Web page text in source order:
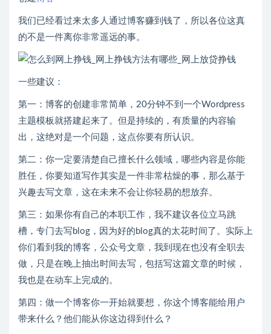
我们已经看过来太多人通过博客赚到钱了，所以各位这真
的不是一件离你非常遥远的事。
一些建议：
第一：博客的创建非常简单，20分钟不到一个Wordpress
主题模板就搭建起来了。但是持续的，有质量的内容输
出，这绝对是一个问题，这点你要有所认识。
第二：你一定要清楚自己擅长什么领域，哪些内容是你能
胜任，你要知道写作其实是一件非常枯燥的事，那么基于
兴趣去写文章，这在未来不会让你轻易的想放弃。
第三：如果你有自己的本职工作，我不建议各位立马跳
槽，专门去写blog，因为好的blog真的太花时间了。实际上
你们看到我的博客，公众号文章，我到现在也没有全职去
做，只是在晚上抽出时间去写，包括写这篇文章的时候，
我也是在动车上完成的。
第四：做一个博客你一开始就要想，你这个博客能给用户
带来什么？他们能从你这边得到什么？